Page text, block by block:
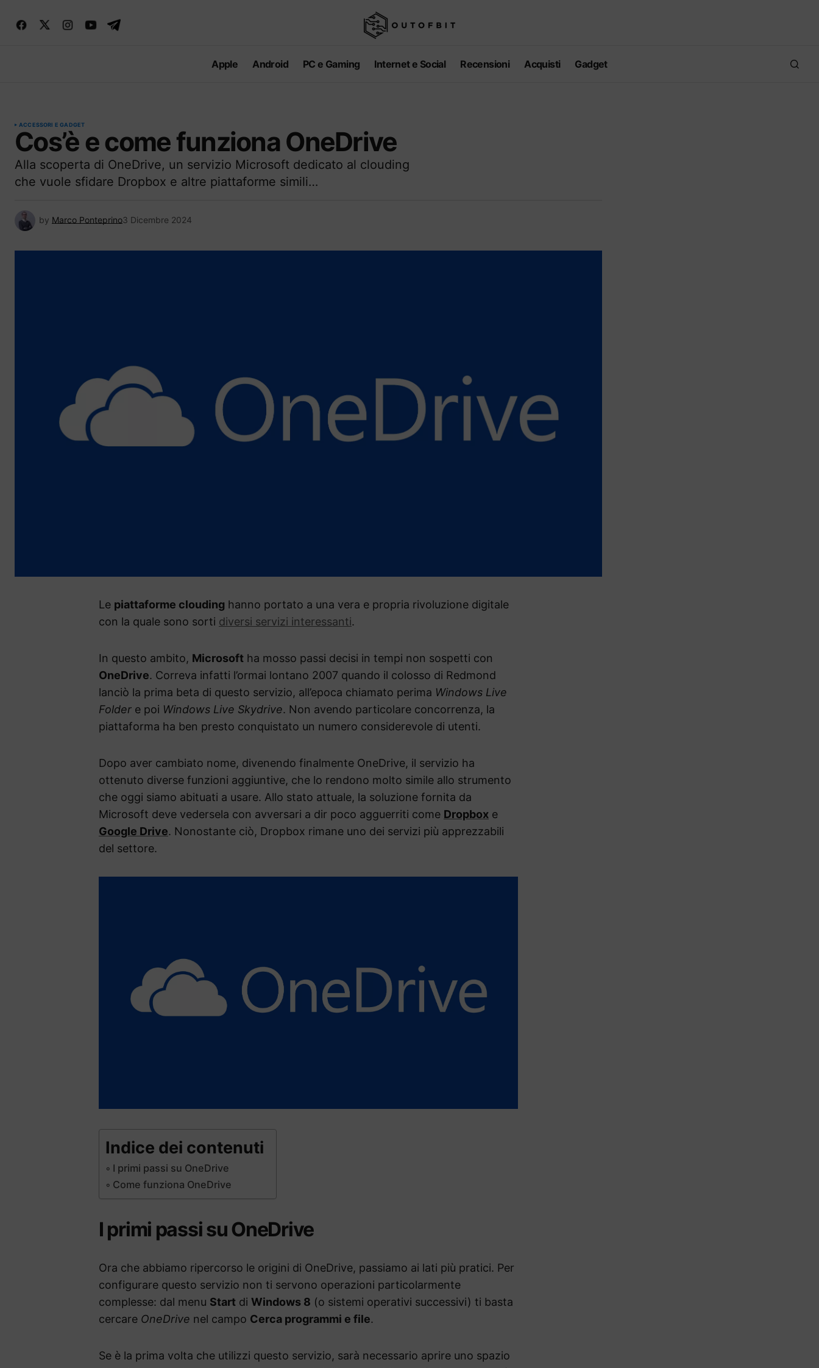
Apple Android PC e Gaming Internet e Social Recensioni Acquisti Gadget
ACCESSORI E GADGET
Cos’è e come funziona OneDrive
Alla scoperta di OneDrive, un servizio Microsoft dedicato al clouding
che vuole sfidare Dropbox e altre piattaforme simili…
by Marco Ponteprino3 Dicembre 2024
Le piattaforme clouding hanno portato a una vera e propria rivoluzione digitale
con la quale sono sorti diversi servizi interessanti.
In questo ambito, Microsoft ha mosso passi decisi in tempi non sospetti con
OneDrive. Correva infatti l’ormai lontano 2007 quando il colosso di Redmond
lanciò la prima beta di questo servizio, all’epoca chiamato perima Windows Live
Folder e poi Windows Live Skydrive. Non avendo particolare concorrenza, la
piattaforma ha ben presto conquistato un numero considerevole di utenti.
Dopo aver cambiato nome, divenendo finalmente OneDrive, il servizio ha
ottenuto diverse funzioni aggiuntive, che lo rendono molto simile allo strumento
che oggi siamo abituati a usare. Allo stato attuale, la soluzione fornita da
Microsoft deve vedersela con avversari a dir poco agguerriti come Dropbox e
Google Drive. Nonostante ciò, Dropbox rimane uno dei servizi più apprezzabili
del settore.
Indice dei contenuti
I primi passi su OneDrive
Come funziona OneDrive
I primi passi su OneDrive
Ora che abbiamo ripercorso le origini di OneDrive, passiamo ai lati più pratici. Per
configurare questo servizio non ti servono operazioni particolarmente
complesse: dal menu Start di Windows 8 (o sistemi operativi successivi) ti basta
cercare OneDrive nel campo Cerca programmi e file.
Se è la prima volta che utilizzi questo servizio, sarà necessario aprire uno spazio